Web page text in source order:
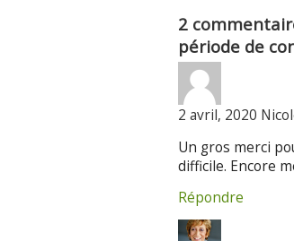
2
période de
2 avril, 2020
Un gros merci
difficile. Encore
Répondre